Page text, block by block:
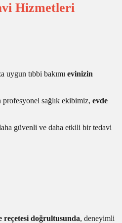
Hizmetleri
uygun tıbbi bakımı evinizin
sağlık ekibimiz, evde
güvenli ve daha etkili bir tedavi
reçetesi doğrultusunda, deneyimli